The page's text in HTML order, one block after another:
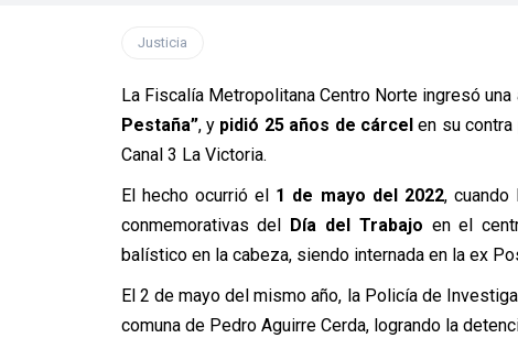
Justicia
La Fiscalía Metropolitana Centro Norte ingresó una
Pestaña”, y pidió 25 años de cárcelen su contra
Canal 3 La Victoria.
El hecho ocurrió el 1 de mayo del 2022, cuando
conmemorativas del Día del Trabajo en el
balístico en la cabeza, siendo internada en la ex
El 2 de mayo del mismo año, la Policía de
comuna de Pedro Aguirre Cerda, logrando la